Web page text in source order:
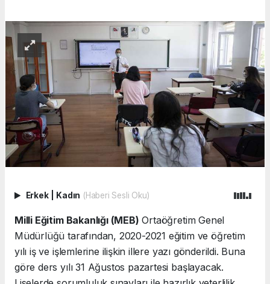
Erkek Kadın (Haberi Sesli Oku)
Milli Eğitim Bakanlığı (MEB) Ortaöğretim Genel
Müdürlüğü tarafından, 2020-2021 eğitim ve öğretim
yılı iş ve işlemlerine ilişkin illere yazı gönderildi. Buna
göre ders yılı 31 Ağustos pazartesi başlayacak.